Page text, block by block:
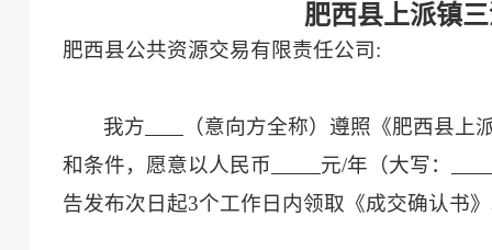
肥西县上派镇
肥西县公共资源交易有限责任公司:
我方 （意向方全称）遵照《肥西县上
和条件，愿意以人民币
元/年 （大写：
告发布次日起3个工作日内领取《成交确认书